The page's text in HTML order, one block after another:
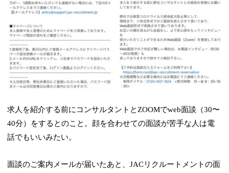
求人を紹介する前にコンサルタントとZOOMでweb面談（30〜
40分）をするとのこと。顔を合わせての面談が苦手な人は電
話でもいいみたい。
面談のご案内メールが届いたあと、JACリクルートメントの面